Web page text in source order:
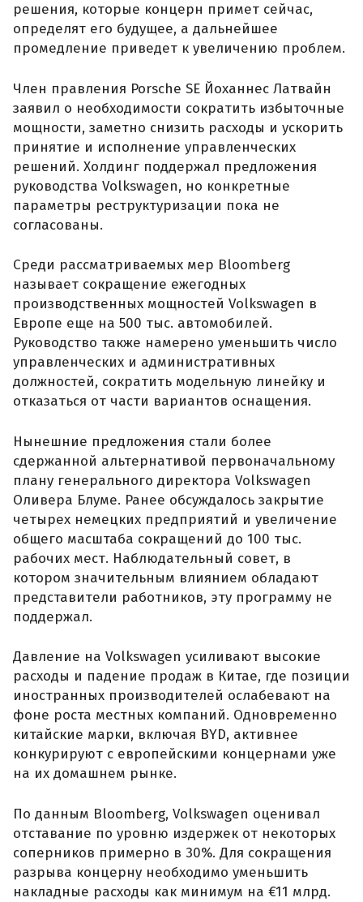
решения, которые концерн примет сейчас,
определят его будущее, а дальнейшее
промедление приведет к увеличению проблем.
Член правления Porsche SE Йоханнес Латвайн
заявил о необходимости сократить избыточные
мощности, заметно снизить расходы и ускорить
принятие и исполнение управленческих
решений. Холдинг поддержал предложения
руководства Volkswagen, но конкретные
параметры реструктуризации пока не
согласованы.
Среди рассматриваемых мер Bloomberg
называет сокращение ежегодных
производственных мощностей Volkswagen в
Европе еще на 500 тыс. автомобилей.
Руководство также намерено уменьшить число
управленческих и административных
должностей, сократить модельную линейку и
отказаться от части вариантов оснащения.
Нынешние предложения стали более
сдержанной альтернативой первоначальному
плану генерального директора Volkswagen
Оливера Блуме. Ранее обсуждалось закрытие
четырех немецких предприятий и увеличение
общего масштаба сокращений до 100 тыс.
рабочих мест. Наблюдательный совет, в
котором значительным влиянием обладают
представители работников, эту программу не
поддержал.
Давление на Volkswagen усиливают высокие
расходы и падение продаж в Китае, где позиции
иностранных производителей ослабевают на
фоне роста местных компаний. Одновременно
китайские марки, включая BYD, активнее
конкурируют с европейскими концернами уже
на их домашнем рынке.
По данным Bloomberg, Volkswagen оценивал
отставание по уровню издержек от некоторых
соперников примерно в 30%. Для сокращения
разрыва концерну необходимо уменьшить
накладные расходы как минимум на €11 млрд.